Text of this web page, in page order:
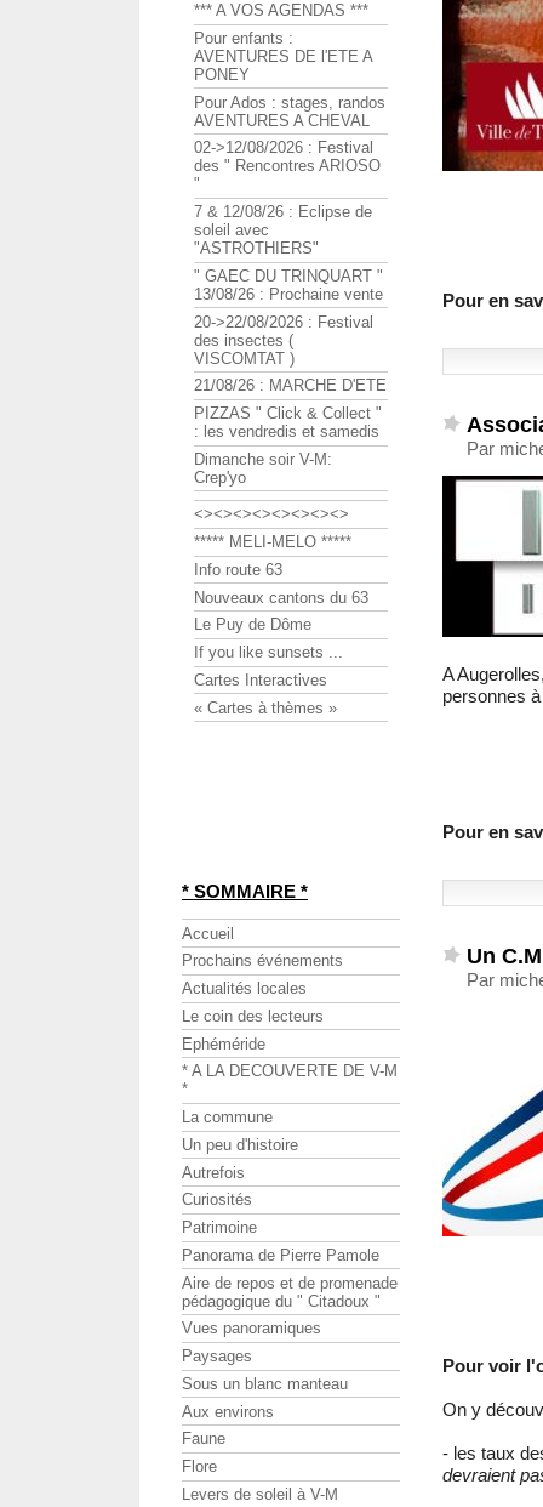
Pour en
Par
A
personnes
Pour en
Un
Par
Pour voir
On y
- les taux
devraient
*** A VOS AGENDAS ***
Pour enfants :
AVENTURES DE l'ETE A
PONEY
Pour Ados : stages, randos
AVENTURES A CHEVAL
02->12/08/2026 : Festival
des " Rencontres ARIOSO
"
7 & 12/08/26 : Eclipse de
soleil avec
"ASTROTHIERS"
" GAEC DU TRINQUART "
13/08/26 : Prochaine vente
20->22/08/2026 : Festival
des insectes (
VISCOMTAT )
21/08/26 : MARCHE D'ETE
PIZZAS " Click & Collect "
: les vendredis et samedis
Dimanche soir V-M:
Crep'yo
<><><><><><><><>
***** MELI-MELO *****
Info route 63
Nouveaux cantons du 63
Le Puy de Dôme
If you like sunsets ...
Cartes Interactives
« Cartes à thèmes »
* SOMMAIRE *
Accueil
Prochains événements
Actualités locales
Le coin des lecteurs
Ephéméride
* A LA DECOUVERTE DE V-M
*
La commune
Un peu d'histoire
Autrefois
Curiosités
Patrimoine
Panorama de Pierre Pamole
Aire de repos et de promenade
pédagogique du " Citadoux "
Vues panoramiques
Paysages
Sous un blanc manteau
Aux environs
Faune
Flore
Levers de soleil à V-M